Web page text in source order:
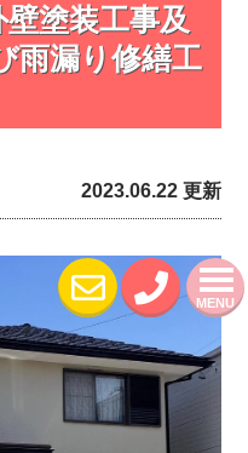
MENU
塗装工事及
雨漏り修繕工
2023.06.22 更新